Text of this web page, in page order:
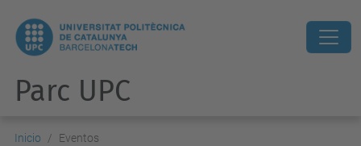
Parc UPC
Inicio Eventos